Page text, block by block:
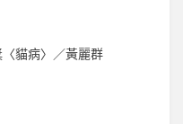
貓病〉／黃麗群